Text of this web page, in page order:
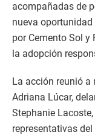
acompañadas de
nueva
por Cemento Sol y
la adopción
La acción reunió
Adriana Lúcar,
Stephanie
representativas